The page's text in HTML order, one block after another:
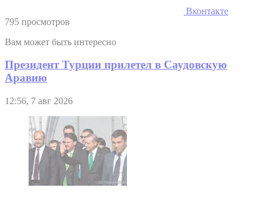
Вконтакте
795 просмотров
Вам может быть интересно
Президент Турции прилетел в Саудовскую
Аравию
12:56, 7 авг 2026